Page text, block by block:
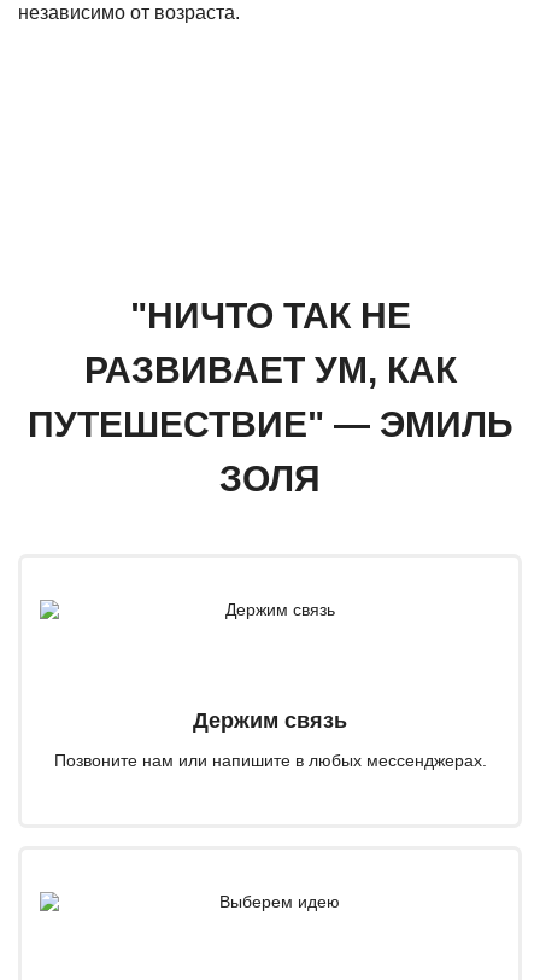
независимо от возраста.
"НИЧТО ТАК НЕ
РАЗВИВАЕТ УМ, КАК
ПУТЕШЕСТВИЕ" — ЭМИЛЬ
ЗОЛЯ
Держим связь
Позвоните нам или напишите в любых мессенджерах.